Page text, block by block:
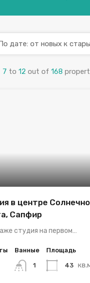
7 to 12 out of 168
дате: от новых к
в центре
Сапфир
студия на первом…
Ванные
1
Площадь
43